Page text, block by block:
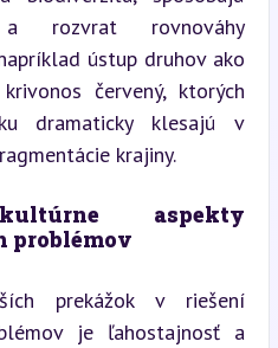
rozvrat rovnováhy
ústup druhov ako
červený, ktorých
dramaticky klesajú v
krajiny.
aspekty
problémov
prekážok v riešení
je ľahostajnosť a